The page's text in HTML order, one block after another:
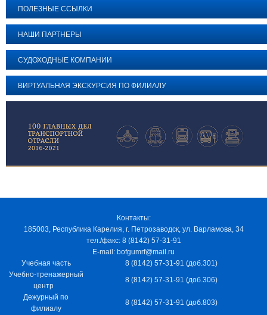
ПОЛЕЗНЫЕ ССЫЛКИ
НАШИ ПАРТНЕРЫ
СУДОХОДНЫЕ КОМПАНИИ
ВИРТУАЛЬНАЯ ЭКСКУРСИЯ ПО ФИЛИАЛУ
Контакты:
185003, Республика Карелия, г. Петрозаводск, ул. Варламова, 34
тел./факс: 8 (8142) 57-31-91
E-mail: bofgumrf@mail.ru
Учебная часть
8 (8142) 57-31-91 (доб.301)
Учебно-тренажерный
центр
8 (8142) 57-31-91 (доб.306)
Дежурный по
филиалу
8 (8142) 57-31-91 (доб.803)